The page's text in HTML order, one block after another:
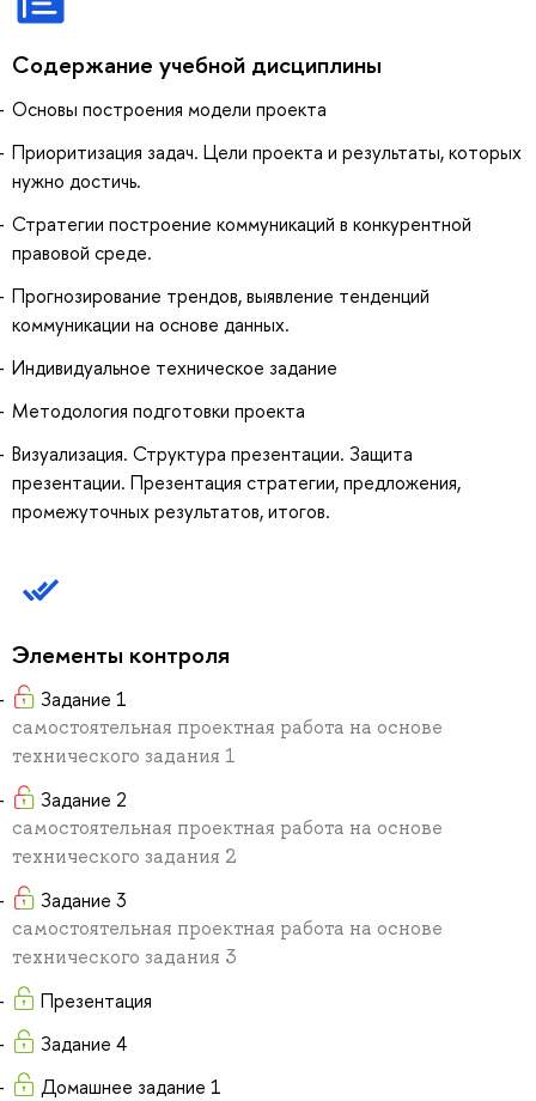
Содержание учебной дисциплины
Основы построения модели проекта
Приоритизация задач. Цели проекта и результаты, которых
нужно достичь.
Стратегии построение коммуникаций в конкурентной
правовой среде.
Прогнозирование трендов, выявление тенденций
коммуникации на основе данных.
Индивидуальное техническое задание
Методология подготовки проекта
Визуализация. Структура презентации. Защита
презентации. Презентация стратегии, предложения,
промежуточных результатов, итогов.
Элементы контроля
Задание 1
самостоятельная проектная работа на основе
технического задания 1
Задание 2
самостоятельная проектная работа на основе
технического задания 2
Задание 3
самостоятельная проектная работа на основе
технического задания 3
Презентация
Задание 4
Домашнее задание 1